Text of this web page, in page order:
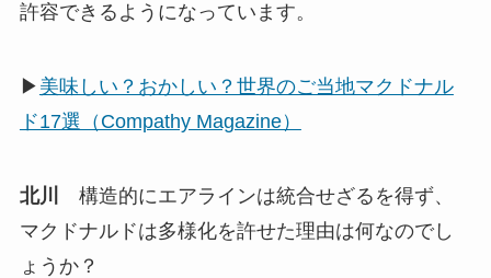
許容できるようになっています。
▶ 美味しい？おかしい？世界のご当地マクドナル
ド17選（Compathy Magazine）
北川
構造的にエアラインは統合せざるを得ず、
マクドナルドは多様化を許せた理由は何なのでし
ょうか？